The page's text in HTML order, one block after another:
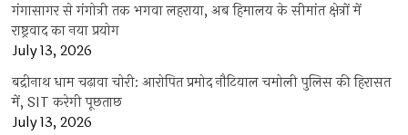
गंगासागर से गंगोत्री तक भगवा लहराया, अब हिमालय के सीमांत क्षेत्रों में
राष्ट्रवाद का नया प्रयोग
July 13, 2026
बद्रीनाथ धाम चढ़ावा चोरी: आरोपित प्रमोद नौटियाल चमोली पुलिस की हिरासत
में, SIT करेगी पूछताछ
July 13, 2026